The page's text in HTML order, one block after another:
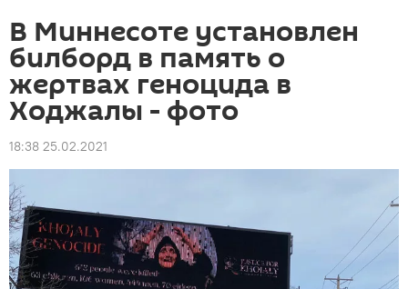
В Миннесоте установлен
билборд в память о
жертвах геноцида в
Ходжалы - фото
18:38 25.02.2021